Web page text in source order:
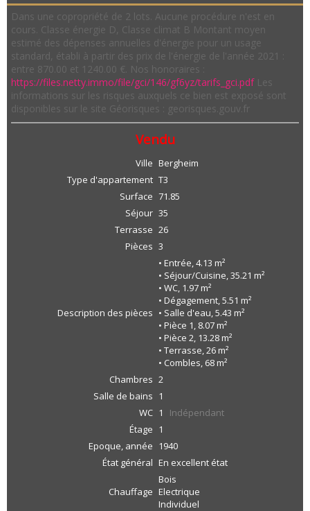
Dans une copropriété de 2 lots. Aucune procédure n'est en
cours. Classe énergie D, Classe climat B Montant moyen
estimé des dépenses annuelles d'énergie pour un usage
standard, établi à partir des prix de l'énergie de l'année 2021 :
entre 870.00 et 1240.00 €. Nos honoraires :
https://files.netty.immo/file/gci/146/gf6yz/tarifs_gci.pdfLes
informations sur les risques auxquels ce bien est exposé sont
disponibles sur le site Géorisques : georisques.gouv.fr
Vendu
Ville Bergheim
Type d'appartement T3
Surface 71.85
Séjour 35
Terrasse 26
Pièces 3
Description des pièces
• Entrée, 4.13 m²
• Séjour/Cuisine, 35.21 m²
• WC, 1.97 m²
• Dégagement, 5.51 m²
• Salle d'eau, 5.43 m²
• Pièce 1, 8.07 m²
• Pièce 2, 13.28 m²
• Terrasse, 26 m²
• Combles, 68 m²
Chambres 2
Salle de bains 1
WC 1 Indépendant
Étage 1
Epoque, année 1940
État général En excellent état
Chauffage
Bois
Electrique
Individuel